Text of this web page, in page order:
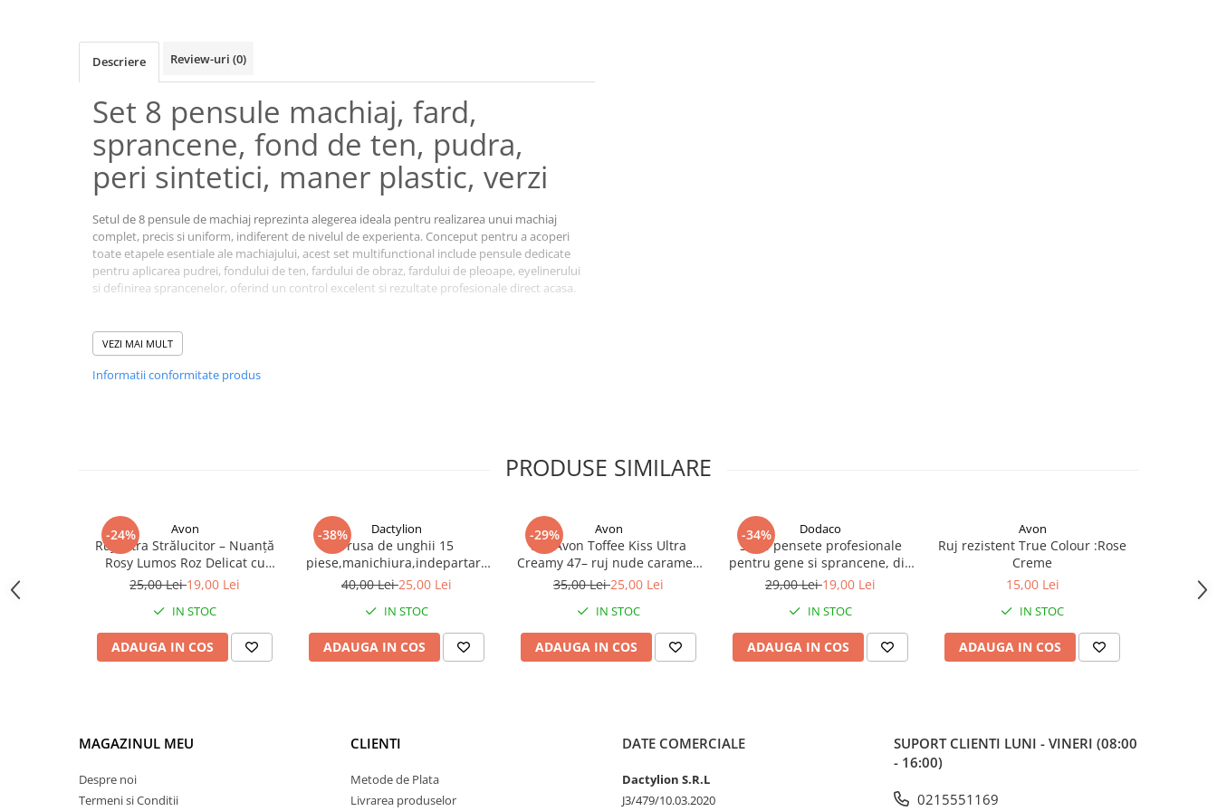
Descriere Review-uri (0)
Set 8 pensule machiaj, fard,
sprancene, fond de ten, pudra,
peri sintetici, maner plastic, verzi
Setul de 8 pensule de machiaj reprezinta alegerea ideala pentru realizarea unui machiaj
complet, precis si uniform, indiferent de nivelul de experienta. Conceput pentru a acoperi
toate etapele esentiale ale machiajului, acest set multifunctional include pensule dedicate
pentru aplicarea pudrei, fondului de ten, fardului de obraz, fardului de pleoape, eyelinerului
si definirea sprancenelor, oferind un control excelent si rezultate profesionale direct acasa.
VEZI MAI MULT
Informatii conformitate produs
PRODUSE SIMILARE
-24% Avon
Ruj Ultra Strălucitor – Nuanță
Rosy Lumos Roz Delicat cu
Reflexii Luminoase, Finish
pentru Buze Radiante și
Machiaj Romantic
25,00 Lei19,00 Lei
IN STOC
ADAUGA IN COS
-38% Dactylion
Trusa de unghii 15
piese,manichiura,indepartare
puncte negre,penseta si
40,00 Lei25,00 Lei
IN STOC
ADAUGA IN COS
-29% Avon
Ruj Avon Toffee Kiss Ultra
Creamy 47– ruj nude caramel,
cremos, satinat, hidratant
35,00 Lei25,00 Lei
IN STOC
ADAUGA IN COS
-34% Dodaco
Set 4 pensete profesionale
pentru gene si sprancene, din
otel inoxidabil, 9.6x1x0.4 cm,
fiecare detaliu
29,00 Lei19,00 Lei
IN STOC
ADAUGA IN COS
Avon
Ruj rezistent True Colour :Rose
Creme
15,00 Lei
IN STOC
ADAUGA IN COS
MAGAZINUL MEU
Despre noi
Termeni si Conditii
CLIENTI
Metode de Plata
Livrarea produselor
DATE COMERCIALE
Dactylion S.R.L
J3/479/10.03.2020
SUPORT CLIENTI LUNI - VINERI (08:00
- 16:00)
0215551169